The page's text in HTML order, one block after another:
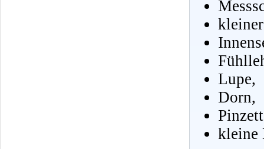
Lupe,
Dorn,
kleine